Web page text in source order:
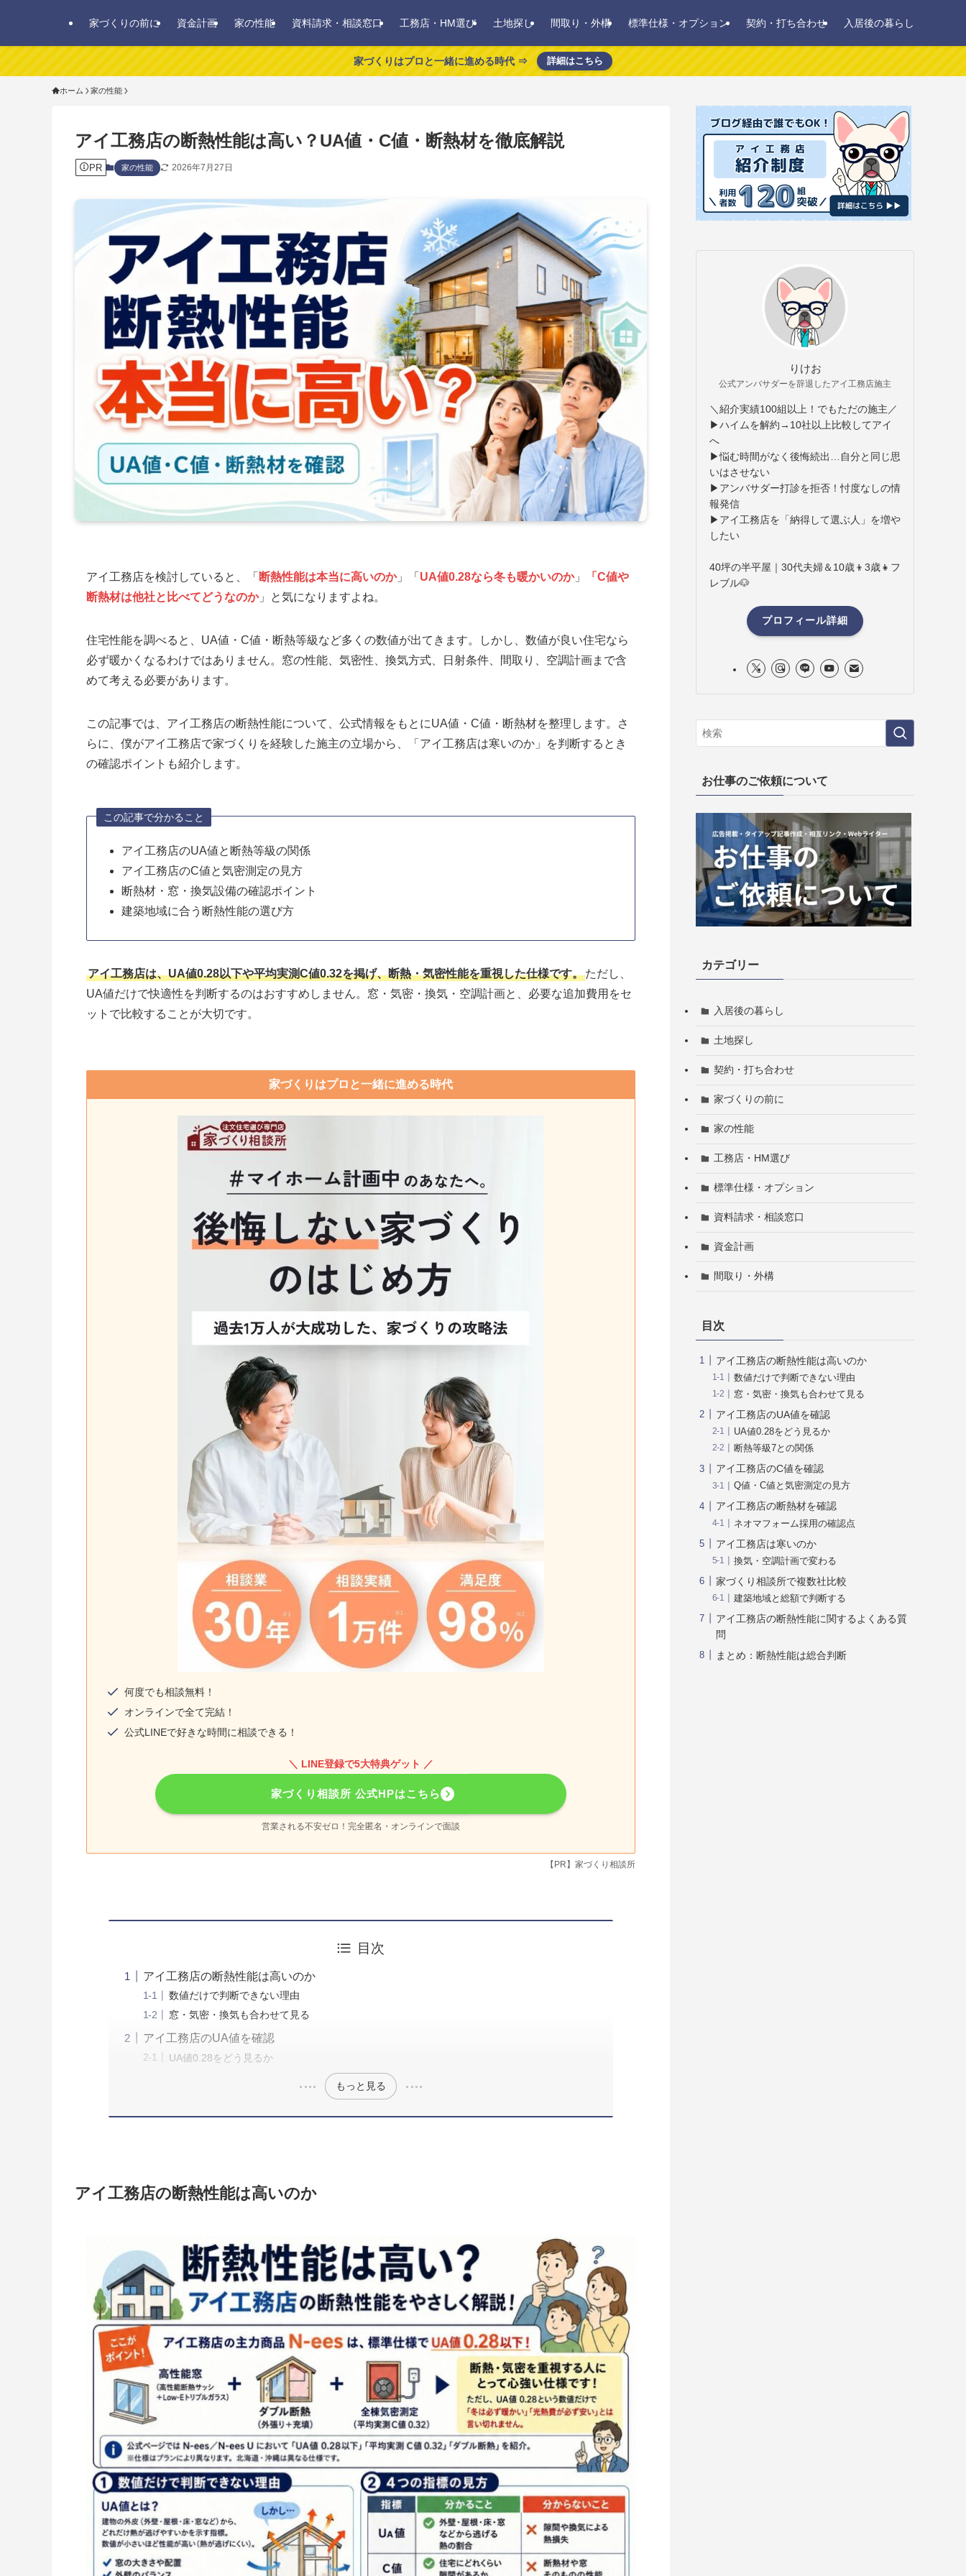
家づくりの前に 資金計画 家の性能 資料請求・相談窓口 工務店・HM選び 土地探し 間取り・外構 標準仕様・オプション 契約・打ち合わせ 入居後の暮らし
家づくりはプロと一緒に進める時代 ⇒ 詳細はこちら
ホーム 家の性能
アイ工務店の断熱性能は高い？UA値・C値・断熱材を徹底解説
PR 家の性能 2026年7月27日
アイ工務店を検討していると、「 断熱性能は本当に高いのか」「 UA値0.28なら冬も暖かいのか」
「C値や
断熱材は他社と比べてどうなのか」と気になりますよね。
住宅性能を調べると、UA値・C値・断熱等級など多くの数値が出てきます。しかし、数値が良い住宅なら
必ず暖かくなるわけではありません。窓の性能、気密性、換気方式、日射条件、間取り、空調計画まで含
めて考える必要があります。
この記事では、アイ工務店の断熱性能について、公式情報をもとにUA値・C値・断熱材を整理します。さ
らに、僕がアイ工務店で家づくりを経験した施主の立場から、「アイ工務店は寒いのか」を判断するとき
の確認ポイントも紹介します。
この記事で分かること
アイ工務店のUA値と断熱等級の関係
アイ工務店のC値と気密測定の見方
断熱材・窓・換気設備の確認ポイント
建築地域に合う断熱性能の選び方
アイ工務店は、UA値0.28以下や平均実測C値0.32を掲げ、断熱・気密性能を重視した仕様です。ただし、
UA値だけで快適性を判断するのはおすすめしません。窓・気密・換気・空調計画と、必要な追加費用をセ
ットで比較することが大切です。
家づくりはプロと一緒に進める時代
何度でも相談無料！
オンラインで全て完結！
公式LINEで好きな時間に相談できる！
＼ LINE登録で5大特典ゲット ／
家づくり相談所 公式HPはこちら
営業される不安ゼロ！完全匿名・オンラインで面談
【PR】家づくり相談所
目次
アイ工務店の断熱性能は高いのか
数値だけで判断できない理由
窓・気密・換気も合わせて見る
アイ工務店のUA値を確認
UA値0.28をどう見るか
もっと見る
アイ工務店の断熱性能は高いのか
りけお
公式アンバサダーを辞退したアイ工務店施主
＼紹介実績100組以上！でもただの施主／
▶ハイムを解約→10社以上比較してアイ
へ
▶悩む時間がなく後悔続出…自分と同じ思
いはさせない
▶アンバサダー打診を拒否！忖度なしの情
報発信
▶アイ工務店を「納得して選ぶ人」を増や
したい
40坪の半平屋｜30代夫婦＆10歳👦3歳👧フ
レブル🐶
プロフィール詳細
お仕事のご依頼について
カテゴリー
入居後の暮らし
土地探し
契約・打ち合わせ
家づくりの前に
家の性能
工務店・HM選び
標準仕様・オプション
資料請求・相談窓口
資金計画
間取り・外構
目次
アイ工務店の断熱性能は高いのか
数値だけで判断できない理由
窓・気密・換気も合わせて見る
アイ工務店のUA値を確認
UA値0.28をどう見るか
断熱等級7との関係
アイ工務店のC値を確認
Q値・C値と気密測定の見方
アイ工務店の断熱材を確認
ネオマフォーム採用の確認点
アイ工務店は寒いのか
換気・空調計画で変わる
家づくり相談所で複数社比較
建築地域と総額で判断する
アイ工務店の断熱性能に関するよくある質
問
まとめ：断熱性能は総合判断